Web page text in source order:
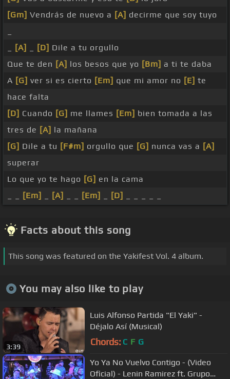
[Gm] Vendrás de nuevo a [A] decirme que soy tuyo
[A] [D] Dile a tu orgullo
Que te den [A] los besos que yo [Bm] a ti te daba
A [G] ver si es cierto [Em] que mi amor no [E] te
hace falta
[D] Cuando [G] me llames [Em] bien tomada a las
tres de [A] la mañana
[G] Dile a tu [F#m] orgullo que [G] nunca vas a [A]
superar
Lo que yo te hago [G] en la cama
[Em] [A] [Em] [D]
Facts about this song
This song was featured on the Yakifest Vol. 4 album.
You may also like to play
3:39
Luis Alfonso Partida "El Yaki" -
Déjalo Así (Musical)
Chords: C F G
Yo Ya No Vuelvo Contigo - (Video
Oficial) - Lenin Ramirez ft. Grupo